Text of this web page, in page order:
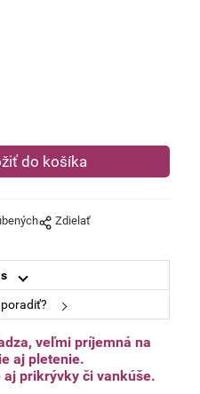
Zdielať
veľmi príjemná na
aj pletenie.
ajprikrývky či vankúše.